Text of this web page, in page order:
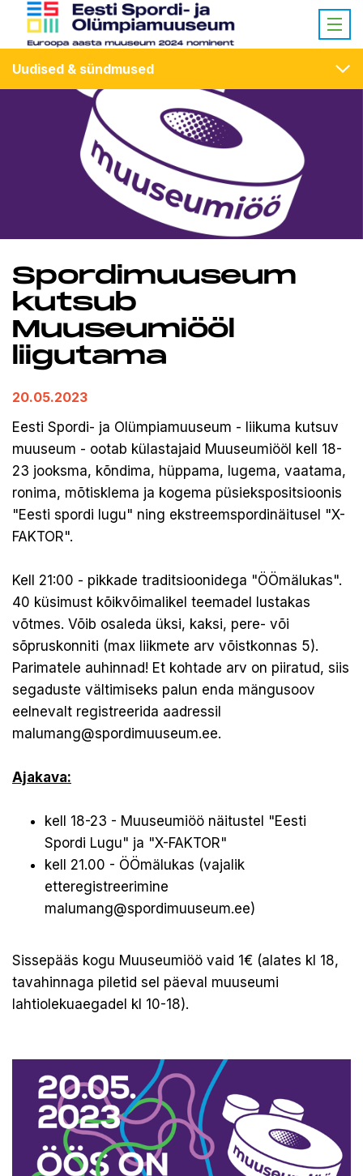
Uudised & sündmused
Spordimuuseum
kutsub
Muuseumiööl
liigutama
20.05.2023
Eesti Spordi- ja Olümpiamuuseum - liikuma kutsuv
muuseum - ootab külastajaid Muuseumiööl kell 18-
23 jooksma, kõndima, hüppama, lugema, vaatama,
ronima, mõtisklema ja kogema püsiekspositsioonis
"Eesti spordi lugu" ning ekstreemspordinäitusel "X-
FAKTOR".
Kell 21:00 - pikkade traditsioonidega "ÖÖmälukas".
40 küsimust kõikvõimalikel teemadel lustakas
võtmes. Võib osaleda üksi, kaksi, pere- või
sõpruskonniti (max liikmete arv võistkonnas 5).
Parimatele auhinnad! Et kohtade arv on piiratud, siis
segaduste vältimiseks palun enda mängusoov
eelnevalt registreerida aadressil
malumang@spordimuuseum.ee.
Ajakava:
kell 18-23 - Muuseumiöö näitustel "Eesti
Spordi Lugu" ja "X-FAKTOR"
kell 21.00 - ÖÖmälukas (vajalik
etteregistreerimine
malumang@spordimuuseum.ee)
Sissepääs kogu Muuseumiöö vaid 1€ (alates kl 18,
tavahinnaga piletid sel päeval muuseumi
lahtiolekuaegadel kl 10-18).